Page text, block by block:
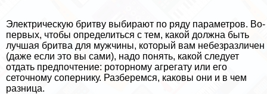
Электрическую бритву выбирают по ряду параметров. Во-
первых, чтобы определиться с тем, какой должна быть
лучшая бритва для мужчины, который вам небезразличен
(даже если это вы сами), надо понять, какой следует
отдать предпочтение: роторному агрегату или его
сеточному сопернику. Разберемся, каковы они и в чем
разница.